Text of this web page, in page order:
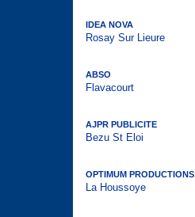
IDEA NOVA
Rosay Sur Lieure
ABSO
Flavacourt
AJPR PUBLICITE
Bezu St Eloi
OPTIMUM PRODUCTIONS
La Houssoye